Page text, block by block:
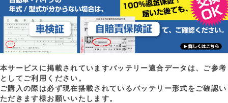
本サービスに掲載されていますバッテリー適合データは、ご参考
としてご利用ください。
ご購入の際は必ず現在搭載されているバッテリー形式をご確認い
ただきます様お願いいたします。